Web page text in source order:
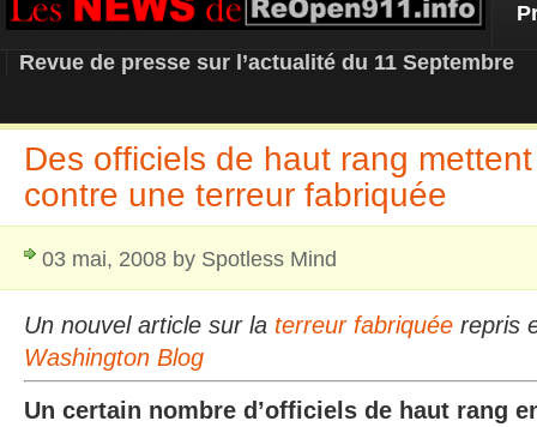
REOPEN911 – NEWS
Revue de presse sur l’actualité du 11 Septembre
Des officiels de haut rang
contre une terreur fabriquée
03 mai, 2008 by Spotless Mind
Un nouvel article sur la terreur fabriquée repris
Washington Blog
Un certain nombre d’officiels de haut rang